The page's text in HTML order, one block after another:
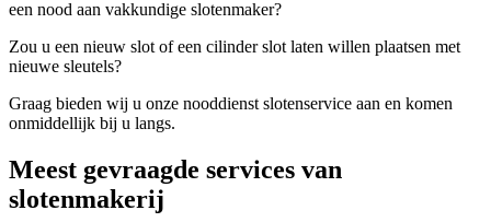
een nood aan vakkundige slotenmaker?
Zou u een nieuw slot of een cilinder slot laten willen plaatsen met
nieuwe sleutels?
Graag bieden wij u onze nooddienst slotenservice aan en komen
onmiddellijk bij u langs.
Meest gevraagde services van
slotenmakerij